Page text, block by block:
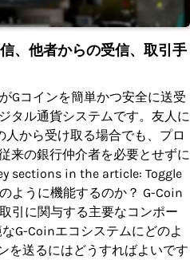
、他者からの受信、取引手
Gコインを簡単かつ安全に送受
タル通貨システムです。友人に
から受け取る場合でも、プロ
来の銀行仲介者を必要とせずに
sections in the article: Toggle
ように機能するのか？ G-Coin
引に関与する主要なコンポー
G-Coinエコシステムにどのよ
を送るにはどうすればよいです